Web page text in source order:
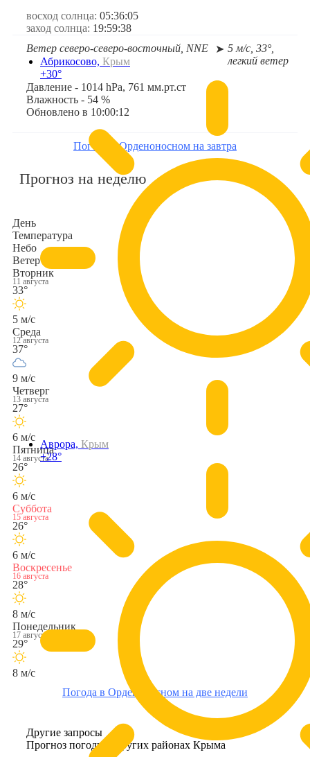
Абрикосово, Крым
+30°
Аврора, Крым
+28°
восход солнца: 05:36:05
заход солнца: 19:59:38
Ветер северо-северо-восточный, NNE
➤ 5 м/с, 33°,
легкий ветер
Давление - 1014 hPa, 761 мм.рт.ст
Влажность - 54 %
Обновлено в 10:00:12
Погода в Орденоносном на завтра
Прогноз на неделю
День
Температура
Небо
Ветер
Вторник
11 августа
33°
5 м/с
Среда
12 августа
37°
9 м/с
Четверг
13 августа
27°
6 м/с
Пятница
14 августа
26°
6 м/с
Суббота
15 августа
26°
6 м/с
Воскресенье
16 августа
28°
8 м/с
Понедельник
17 августа
29°
8 м/с
Погода в Орденоносном на две недели
Другие запросы
Прогноз погоды в других районах Крыма